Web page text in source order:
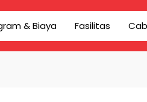
& Biaya Fasilitas